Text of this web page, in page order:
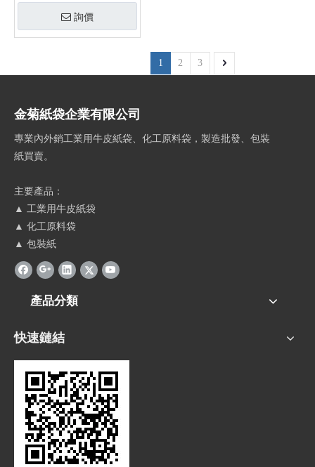
詢價
1 2 3
金菊紙袋企業有限公司
專業內外銷工業用牛皮紙袋、化工原料袋，製造批發、包裝
紙買賣。
主要產品：
▲ 工業用牛皮紙袋
▲ 化工原料袋
▲ 包裝紙
產品分類
快速鏈結